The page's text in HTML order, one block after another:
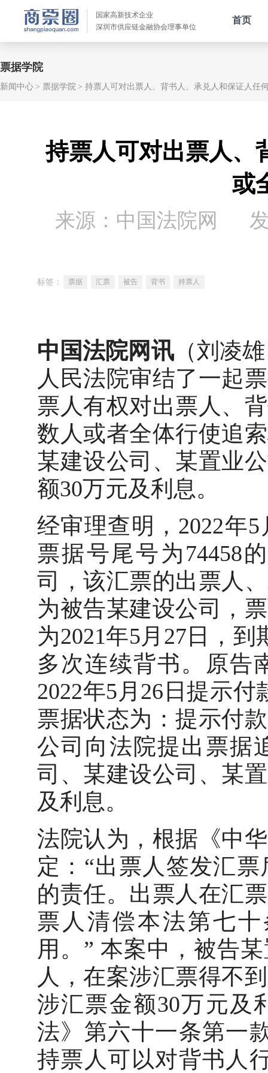
国家高新技术企业
深圳市供应链金融协会理事单位
首页
票据学院
新闻中心 票据学院 持票人可对出票人、背书人、承兑人和保证人任
持票人可对出票人、
或
来源：中国法院网
标签： 票据 汇票 被告 背书 持票人
中国法院网讯（刘凌
人民法院审结了一起
票人有权对出票人、
数人或者全体行使追
某建设公司、某置业
额30万元及利息。
经审理查明，2022年
票据号尾号为74458
司，该汇票的出票人
为被告某建设公司，
为2021年5月27日，
多次连续背书。原告
2022年5月26日提示
票据状态为：提示付
公司向法院提出票据
司、某建设公司、某
及利息。
法院认为，根据《中
定：“出票人签发汇
的责任。出票人在汇
票人清偿本法第七
用。” 本案中，被告
人，在案涉汇票得不
涉汇票金额30万元及
法》第六十一条第一
持票人可以对背书人